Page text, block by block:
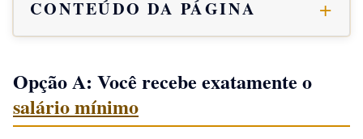
CONTEÚDO DA PÁGINA
Opção A: Você recebe exatamente o
salário mínimo